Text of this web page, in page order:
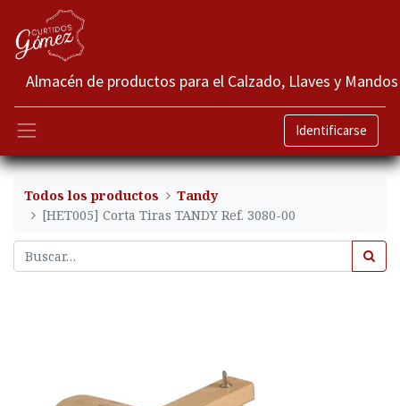
Almacén de productos para el Calzado, Llaves y Mandos
Identificarse
Todos los productos
Tandy
[HET005] Corta Tiras TANDY Ref. 3080-00